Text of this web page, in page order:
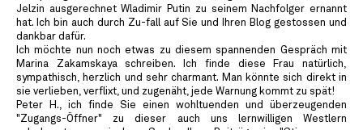
Jelzin ausgerechnet Wladimir Putin zu seinem Nachfolger ernannt
hat. Ich bin auch durch Zu-fall auf Sie und Ihren Blog gestossen und
dankbar dafür.
Ich möchte nun noch etwas zu diesem spannenden Gespräch mit
Marina Zakamskaya schreiben. Ich finde diese Frau natürlich,
sympathisch, herzlich und sehr charmant. Man könnte sich direkt in
sie verlieben, verflixt, und zugenäht, jede Warnung kommt zu spät!
Peter H., ich finde Sie einen wohltuenden und überzeugenden
"Zugangs-Öffner" zu dieser auch uns lernwilligen Westlern